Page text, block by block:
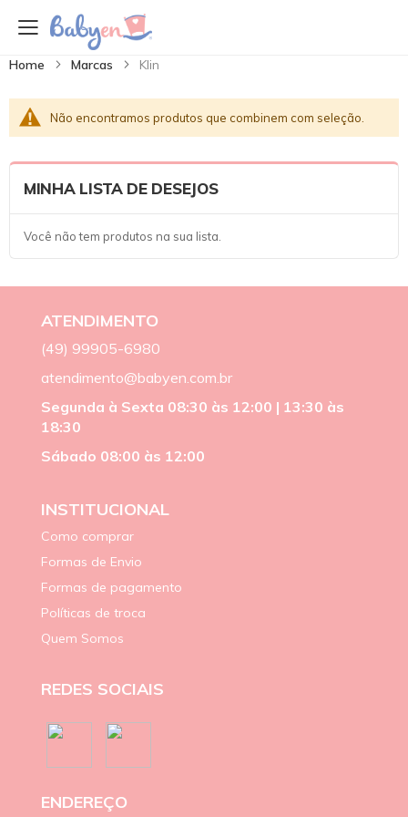
Home Marcas Klin
Não encontramos produtos que combinem com seleção.
MINHA LISTA DE DESEJOS
Você não tem produtos na sua lista.
ATENDIMENTO
(49) 99905-6980
atendimento@babyen.com.br
Segunda à Sexta 08:30 às 12:00 | 13:30 às
18:30
Sábado 08:00 às 12:00
INSTITUCIONAL
Como comprar
Formas de Envio
Formas de pagamento
Políticas de troca
Quem Somos
REDES SOCIAIS
ENDEREÇO